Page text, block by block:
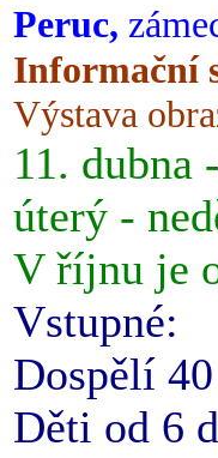
Peruc,
Informační
Výstava
11. dubna
úterý -
V říjnu je
Vstupné:
Dospělí
Děti od 6